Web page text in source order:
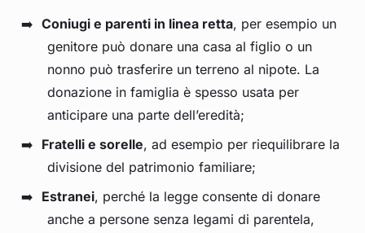
Coniugi e parenti in linea retta, per esempio un
genitore può donare una casa al figlio o un
nonno può trasferire un terreno al nipote. La
donazione in famiglia è spesso usata per
anticipare una parte dell’eredità;
Fratelli e sorelle, ad esempio per riequilibrare la
divisione del patrimonio familiare;
Estranei, perché la legge consente di donare
anche a persone senza legami di parentela,